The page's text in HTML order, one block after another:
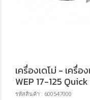
เครื่องเดโม่ - เครื่
WEP 17-125 Quick
รหัสสินค้า : 600547000